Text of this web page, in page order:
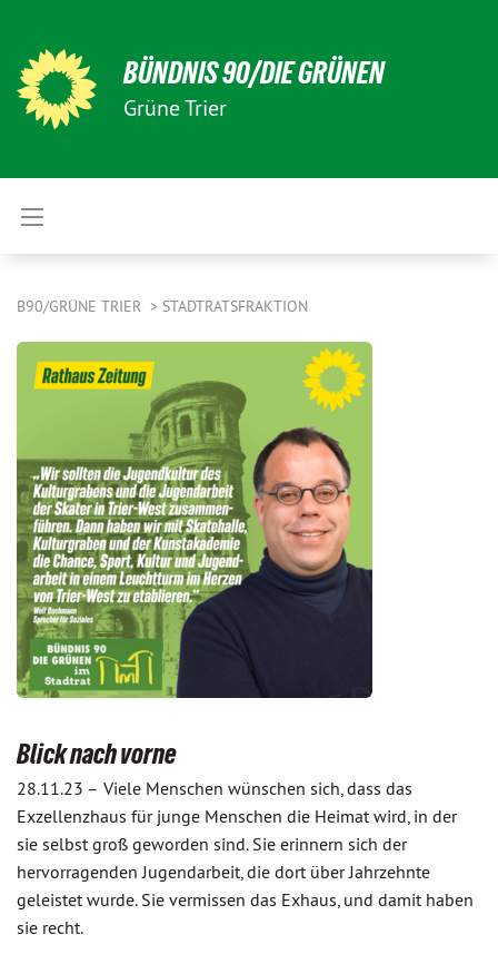
BÜNDNIS 90/DIE GRÜNEN
Grüne Trier
B90/GRÜNE TRIER STADTRATSFRAKTION
Blick nach vorne
28.11.23 – Viele Menschen wünschen sich, dass das
Exzellenzhaus für junge Menschen die Heimat wird, in der
sie selbst groß geworden sind. Sie erinnern sich der
hervorragenden Jugendarbeit, die dort über Jahrzehnte
geleistet wurde. Sie vermissen das Exhaus, und damit haben
sie recht.